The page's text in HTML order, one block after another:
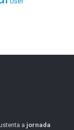
a jornada